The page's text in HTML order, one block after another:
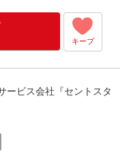
キープ
ービス会社『セントスタ
こそ、豊富な求人情報を